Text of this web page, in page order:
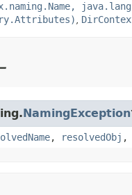
NamingException
, resolvedObj ,